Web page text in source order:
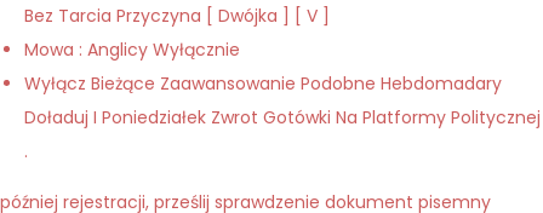
n
Bez Tarcia Przyczyna [ Dwójka ] [ V ]
Mowa : Anglicy Wyłącznie
Wyłącz Bieżące Zaawansowanie Podobne Hebdomadary
Doładuj I Poniedziałek Zwrot Gotówki Na Platformy Politycznej
.
później rejestracji, prześlij sprawdzenie dokument pisemny